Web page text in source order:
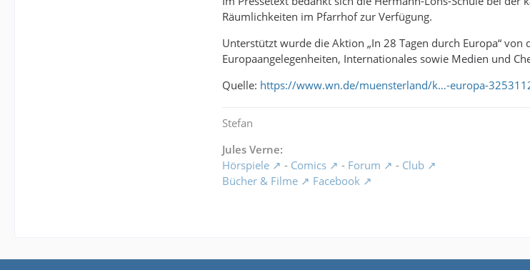
Räumlichkeiten im Pfarrhof zur Verfügung.
Unterstützt wurde die Aktion „In 28 Tagen durch Europa“
Europaangelegenheiten, Internationales sowie Medien und
Quelle: https://www.wn.de/muensterland/k…-europa-
Stefan
Jules Verne:
Hörspiele
- Comics - Forum - Club
Bücher & Filme
Facebook